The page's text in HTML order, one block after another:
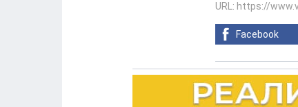
URL: https://
Facebook